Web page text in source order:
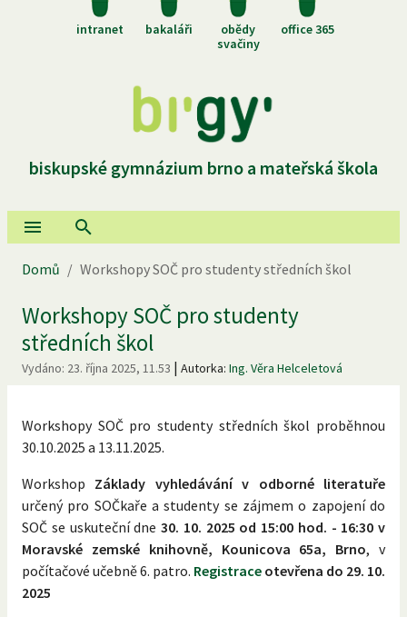
intranet bakaláři
obědy
svačiny
office 365
biskupské gymnázium brno a mateřská škola
Domů / Workshopy SOČ pro studenty středních škol
Workshopy SOČ pro studenty
středních škol
Vydáno: 23. října 2025, 11.53 | Autorka: Ing. Věra Helceletová
Workshopy SOČ pro studenty středních škol proběhnou
30.10.2025 a 13.11.2025.
Workshop Základy vyhledávání v odborné literatuře
určený pro SOČkaře a studenty se zájmem o zapojení do
SOČ se uskuteční dne 30. 10. 2025 od 15:00 hod. - 16:30 v
Moravské zemské knihovně, Kounicova 65a, Brno, v
počítačové učebně 6. patro. Registrace otevřena do 29. 10.
2025